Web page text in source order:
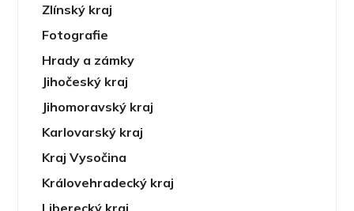
Zlínský kraj
Fotografie
Hrady a zámky
Jihočeský kraj
Jihomoravský kraj
Karlovarský kraj
Kraj Vysočina
Královehradecký kraj
Liberecký kraj